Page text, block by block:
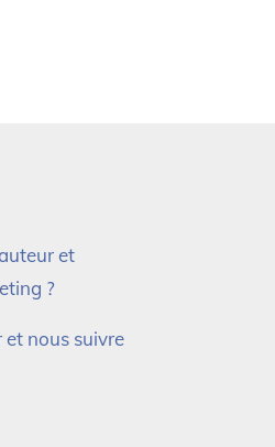
et
?
nous suivre